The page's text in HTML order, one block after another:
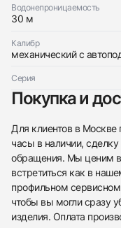
Водонепроницаемость
30 м
Калибр
механический с
Серия
Покупка и
Для клиентов в
часы в наличии,
обращения. Мы ценим
встретиться как в
профильном
чтобы вы могли сразу
изделия. Оплата